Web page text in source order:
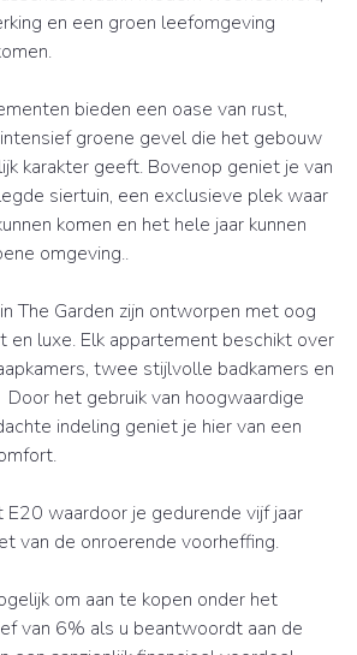
en een groen leefomgeving
bieden een oase van rust,
groene gevel die het gebouw
karakter geeft. Bovenop geniet je van
siertuin, een exclusieve plek waar
komen en het hele jaar kunnen
omgeving..
The Garden zijn ontworpen met oog
en luxe. Elk appartement beschikt over
twee stijlvolle badkamers en
het gebruik van hoogwaardige
indeling geniet je hier van een
waardoor je gedurende vijf jaar
van de onroerende voorheffing.
om aan te kopen onder het
van 6% als u beantwoordt aan de